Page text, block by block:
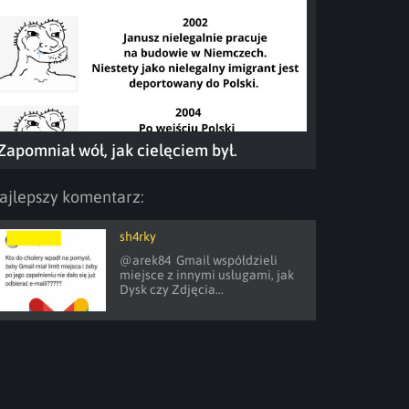
wół, jak cielęciem był.
komentarz:
sh4rky
@arek84  Gmail współdzieli
miejsce z innymi usługami, jak
Dysk czy Zdjęcia...